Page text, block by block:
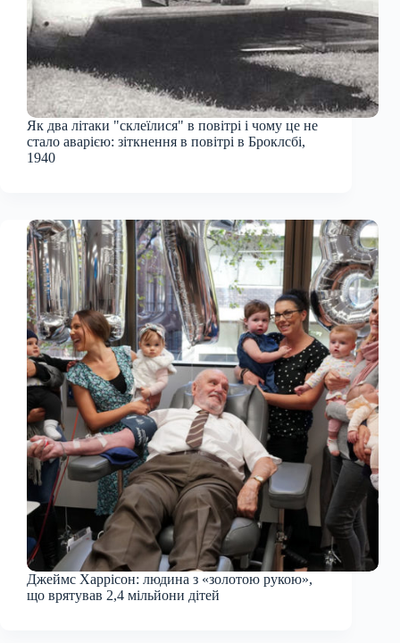
Як два літаки "склеїлися" в повітрі і чому це не
стало аварією: зіткнення в повітрі в Броклсбі,
1940
Джеймс Харрісон: людина з «золотою рукою»,
що врятував 2,4 мільйони дітей